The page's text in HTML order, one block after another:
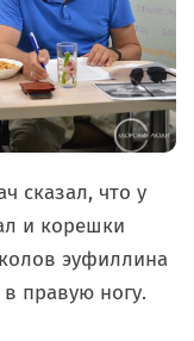
сказал, что у
и корешки
эуфиллина
правую ногу.